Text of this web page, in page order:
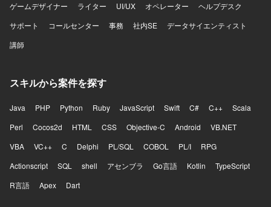
ゲームデザイナー
ライター UI/UX オペレーター
ヘルプデスク
サポート
コールセンター 事務 社内SE
データサイエンティスト
講師
スキルから案件を探す
Java PHP Python Ruby JavaScript Swift C# C++
Scala
Perl
Cocos2d HTML CSS Objective-C Android
VB.NET
VBA
VC++ C Delphi PL/SQL COBOL PL/I
RPG
Actionscript
SQL shell アセンブラ Go言語 Kotlin
TypeScript
R言語
Apex Dart